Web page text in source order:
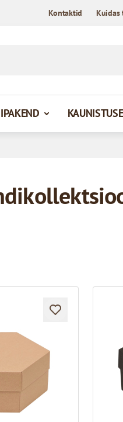
Kontaktid Kuidas